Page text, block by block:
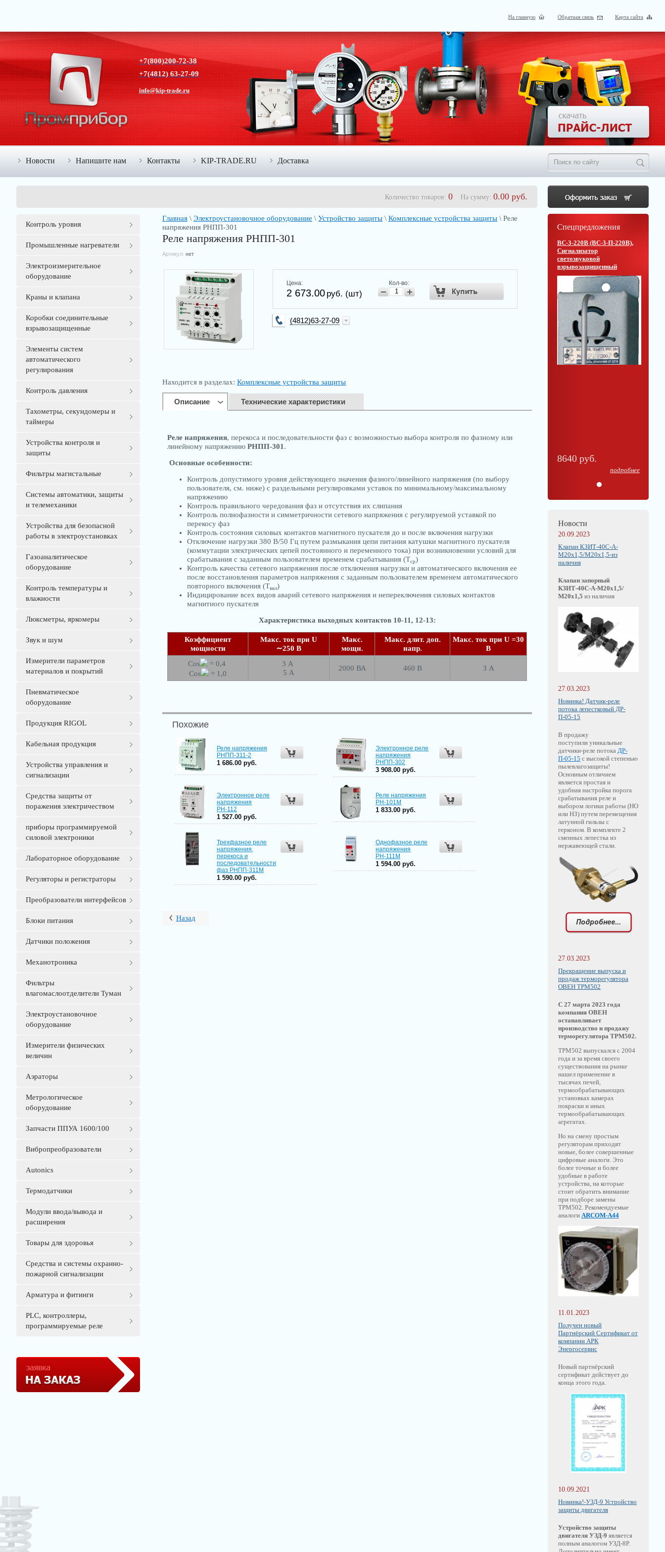
На главную Обратная связь Карта сайта
+7(800)200-72-38
+7(4812) 63-27-09
info@kip-trade.ru
Новости Напишите нам Контакты KIP-TRADE.RU Доставка
Количество товаров: 0 На сумму: 0.00 руб.
Главная \ Электроустановочное оборудование \ Устройство защиты \ Комплексные устройства защиты \ Реле
напряжения РНПП-301
Реле напряжения РНПП-301
Артикул: нет
Цена:
2 673.00 руб. (шт)
Кол-во:
(4812)63-27-09
Находится в разделах: Комплексные устройства защиты
Описание Технические характеристики
Реле напряжения, перекоса и последовательности фаз с возможностью выбора контроля по фазному или
линейному напряжению РНПП-301 .
Основные особенности:
Контроль допустимого уровня действующего значения фазного/линейного напряжения (по выбору
пользователя, см. ниже) с раздельными регулировками уставок по минимальному/максимальному
напряжению
Контроль правильного чередования фаз и отсутствия их слипания
Контроль полнофазности и симметричности сетевого напряжения с регулируемой уставкой по
перекосу фаз
Контроль состояния силовых контактов магнитного пускателя до и после включения нагрузки
Отключение нагрузки 380 В/50 Гц путем размыкания цепи питания катушки магнитного пускателя
(коммутации электрических цепей постоянного и переменного тока) при возникновении условий для
срабатывания с заданным пользователем временем срабатывания (Тср)
Контроль качества сетевого напряжения после отключения нагрузки и автоматического включения ее
после восстановления параметров напряжения с заданным пользователем временем автоматического
повторного включения (Твкл)
Индицирование всех видов аварий сетевого напряжения и непереключения силовых контактов
магнитного пускателя
Характеристика выходных контактов 10-11, 12-13:
Коэффициент
мощности
Макс. ток при U
∼250 В
Макс.
мощн.
Макс. длит. доп.
напр.
Макс. ток при U =30
В
Cos
= 0,4
Cos
= 1,0
3 А
5 А
2000 ВА 460 В 3 А
Похожие
Реле напряжения
РНПП-311-2
1 686.00 руб.
Электронное реле
напряжения
РНПП-302
3 908.00 руб.
Электронное реле
напряжения
РН-112
1 527.00 руб.
Реле напряжения
РН-101М
1 833.00 руб.
Трехфазное реле
напряжения,
перекоса и
последовательности
фаз РНПП-311М
1 590.00 руб.
Однофазное реле
напряжения
РН-111М
1 594.00 руб.
Назад
Контроль уровня
Промышленные нагреватели
Электроизмерительное
оборудование
Краны и клапана
Коробки соединительные
взрывозащищенные
Элементы систем
автоматического
регулирования
Контроль давления
Тахометры, секундомеры и
таймеры
Устройства контроля и
защиты
Фильтры магистальные
Системы автоматики, защиты
и телемеханики
Устройства для безопасной
работы в электроустановках
Газоаналитическое
оборудование
Контроль температуры и
влажности
Люксметры, яркомеры
Звук и шум
Измерители параметров
материалов и покрытий
Пневматическое
оборудование
Продукция RIGOL
Кабельная продукция
Устройства управления и
сигнализации
Средства защиты от
поражения электричеством
приборы программируемой
силовой электроники
Лабораторное оборудование
Регуляторы и регистраторы
Преобразователи интерфейсов
Блоки питания
Датчики положения
Механотроника
Фильтры
влагомаслоотделители Туман
Электроустановочное
оборудование
Измерители физических
величин
Аэраторы
Метрологическое
оборудование
Запчасти ППУА 1600/100
Вибропреобразователи
Autonics
Термодатчики
Модули ввода/вывода и
расширения
Товары для здоровья
Средства и системы охранно-
пожарной сигнализации
Арматура и фитинги
PLС, контроллеры,
программируемые реле
Спецпредложения
ВС-3-220В (ВС-3-П-220В),
Сигнализатор
светозвуковой
взрывозащищенный
8640 руб.
подробнее
Новости
20.09.2023
Клапан КЗИТ-40С-А-
М20х1,5/М20х1,5-из
наличия
Клапан запорный
КЗИТ-40С-А-М20х1,5/
М20х1,5 из наличия
27.03.2023
Новинка! Датчик-реле
потока лепестковый ДР-
П-05-15
В продажу
поступили уникальные
датчики-реле потока ДР-
П-05-15 с высокой степенью
пылевлагозащиты!
Основным отличием
является простая и
удобная настройка порога
срабатывания реле и
выбором логики работы (НО
или НЗ) путем перемещения
латунной гильзы с
герконом. В комплекте 2
сменных лепестка из
нержавеющей стали.
27.03.2023
Прекращение выпуска и
продаж терморегулятора
ОВЕН ТРМ502
С 27 марта 2023 года
компания ОВЕН
останавливает
производство и продажу
терморегулятора ТРМ502.
ТРМ502 выпускался с 2004
года и за время своего
существования на рынке
нашел применение в
тысячах печей,
термообрабатывающих
установках камерах
покраски и иных
термообрабатывающих
агрегатах.
Но на смену простым
регуляторам приходят
новые, более совершенные
цифровые аналоги. Это
более точные и более
удобные в работе
устройства, на которые
стоит обратить внимание
при подборе замены
ТРМ502. Рекомендуемые
аналоги ARCOM-A44
11.01.2023
Получен новый
Партнёрский Сертификат от
компании АРК
Энергосервис
Новый партнёрский
сертификат действует до
конца этого года.
10.09.2021
Новинка!-УЗД-9 Устройство
защиты двигателя
Устройство защиты
двигателя УЗД-9 является
полным аналогом УЗД-8Р.